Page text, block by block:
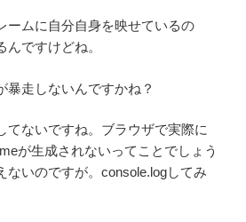
ームに自分自身を映せているの
ですけどね。
暴走しないんですかね？
てないですね。ブラウザで実際に
が生成されないってことでしょう
ないのですが。console.logしてみ